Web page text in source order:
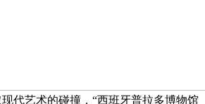
代艺术的碰撞，“西班牙普拉多博物馆